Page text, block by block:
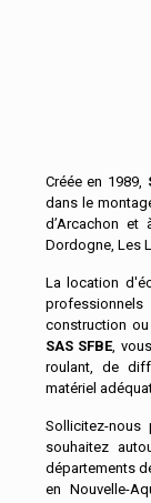
Créée en 1989,
dans le
d’Arcachon
Dordogne, Les
La location
construction
SAS SFBE,
roulant, de
matériel
Sollicitez-
souhaitez
départements
en Nouvelle-